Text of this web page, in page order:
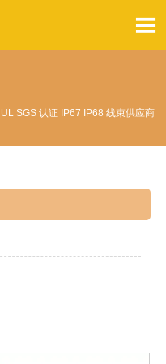

UL SGS 认证 IP67 IP68 线束供应商